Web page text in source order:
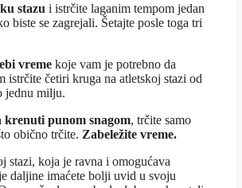
stazu i istrčite laganim tempom jedan
biste se zagrejali. Šetajte posle toga tri
vreme koje vam je potrebno da
istrčite četiri kruga na atletskoj stazi od
jednu milju.
krenuti punom snagom, trčite samo
obično trčite. Zabeležite vreme.
stazi, koja je ravna i omogućava
daljine imaćete bolji uvid u svoju